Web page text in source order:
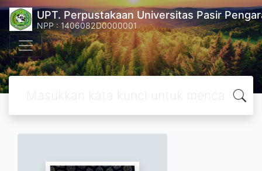
UPT. Perpustakaan Universitas Pasir
NPP : 1406082D0000001